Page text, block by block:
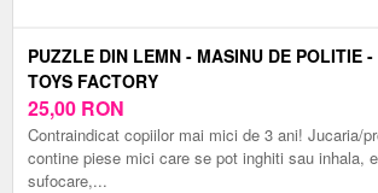
PUZZLE DIN LEMN - MASINU DE POLITIE
TOYS FACTORY
25,00 RON
Contraindicat copiilor mai mici de 3 ani! Jucaria/
contine piese mici care se pot inghiti sau inhala,
sufocare,...